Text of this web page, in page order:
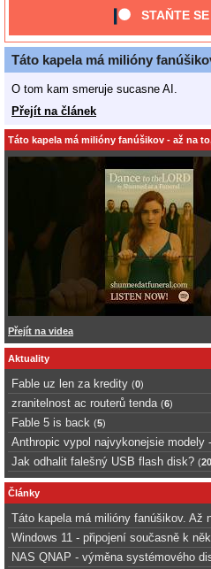
STAŇTE
Táto kapela má milióny
O tom kam smeruje sucasne AI.
Přejít na článek
Táto kapela má milióny fanúšikov - až na
Přejít na videa
Aktuality
Fable uz len za kredity (0)
zranitelnost ac routerů tenda (6)
Fable 5 is back (5)
Anthropic vypol najvykonejsie modely
Jak odhalit falešný USB flash disk? (20
Články
Táto kapela má milióny fanúšikov. Až
Windows 11 - připojení současně k
NAS QNAP - výměna systémového